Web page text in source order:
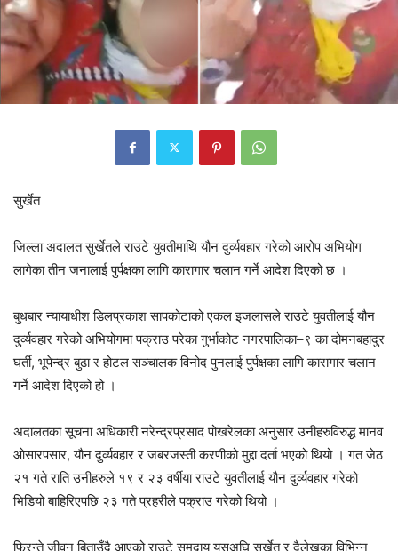
सुर्खेत
जिल्ला अदालत सुर्खेतले राउटे युवतीमाथि यौन दुर्व्यवहार गरेको आरोप अभियोग
लागेका तीन जनालाई पुर्पक्षका लागि कारागार चलान गर्ने आदेश दिएको छ ।
बुधबार न्यायाधीश डिलप्रकाश सापकोटाको एकल इजलासले राउटे युवतीलाई यौन
दुर्व्यवहार गरेको अभियोगमा पक्राउ परेका गुर्भाकोट नगरपालिका–९ का दोमनबहादुर
घर्ती, भूपेन्द्र बुढा र होटल सञ्चालक विनोद पुनलाई पुर्पक्षका लागि कारागार चलान
गर्ने आदेश दिएको हो ।
अदालतका सूचना अधिकारी नरेन्द्रप्रसाद पोखरेलका अनुसार उनीहरुविरुद्ध मानव
ओसारपसार, यौन दुर्व्यवहार र जबरजस्ती करणीको मुद्दा दर्ता भएको थियो । गत जेठ
२१ गते राति उनीहरुले १९ र २३ वर्षीया राउटे युवतीलाई यौन दुर्व्यवहार गरेको
भिडियो बाहिरिएपछि २३ गते प्रहरीले पक्राउ गरेको थियो ।
फिरन्ते जीवन बिताउँदै आएको राउटे समुदाय यसअघि सुर्खेत र दैलेखका विभिन्न